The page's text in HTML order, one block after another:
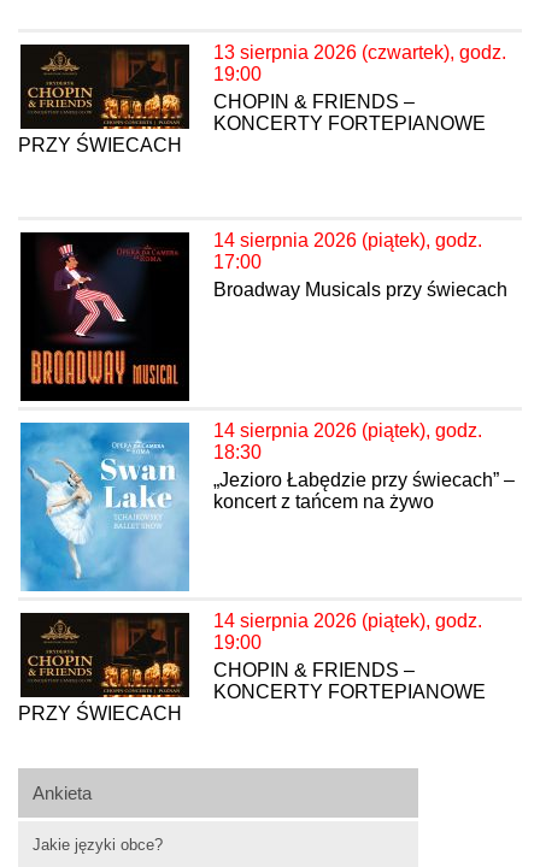
Ankieta
Jakie języki obce?
13 sierpnia 2026 (czwartek), godz.
19:00
CHOPIN & FRIENDS –
KONCERTY FORTEPIANOWE
PRZY ŚWIECACH
14 sierpnia 2026 (piątek), godz.
17:00
Broadway Musicals przy świecach
14 sierpnia 2026 (piątek), godz.
18:30
„Jezioro Łabędzie przy świecach” –
koncert z tańcem na żywo
14 sierpnia 2026 (piątek), godz.
19:00
CHOPIN & FRIENDS –
KONCERTY FORTEPIANOWE
PRZY ŚWIECACH